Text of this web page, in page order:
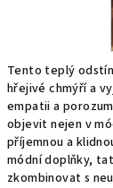
Tento teplý
hřejivé chmýří a
empatii a
objevit nejen v
příjemnou a
módní doplňky,
zkombinovat s